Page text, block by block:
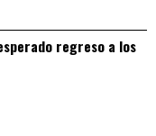
regreso a los